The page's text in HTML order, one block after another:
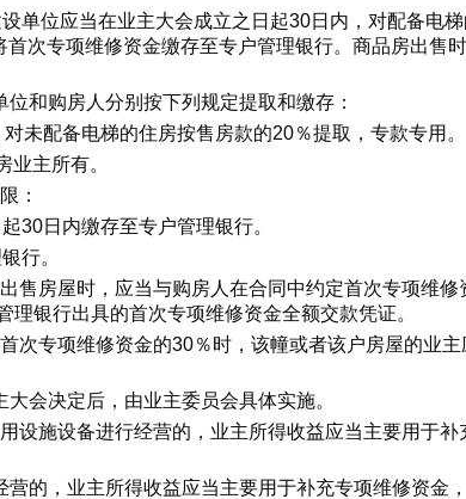
单位应当在业主大会成立之日起30日内，对配备电
次专项维修资金缴存至专户管理银行。商品房出售
和购房人分别按下列规定提取和缴存：
未配备电梯的住房按售房款的20％提取，专款专用。
主所有。
：
30日内缴存至专户管理银行。
行。
售房屋时，应当与购房人在合同中约定首次专项维修
银行出具的首次专项维修资金全额交款凭证。
次专项维修资金的30％时，该幢或者该户房屋的业
会决定后，由业主委员会具体实施。
设施设备进行经营的，业主所得收益应当主要用于补
的，业主所得收益应当主要用于补充专项维修资金